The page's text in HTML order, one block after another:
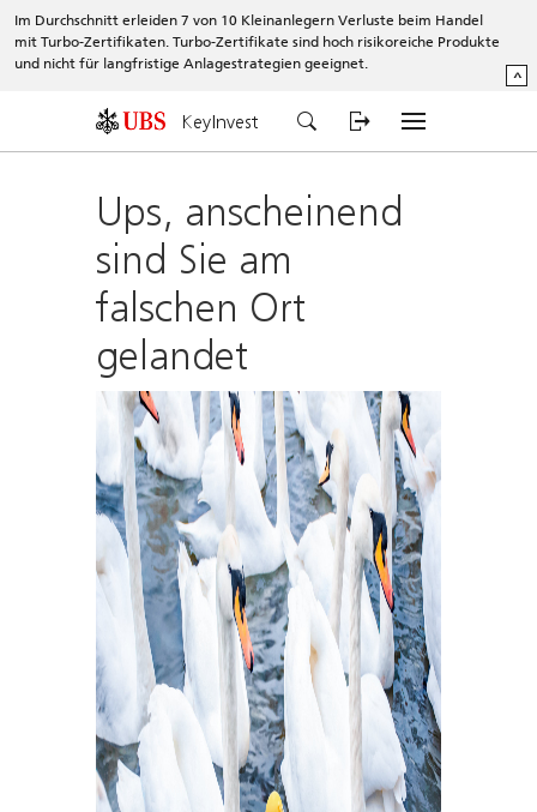
Im Durchschnitt erleiden 7 von 10 Kleinanlegern Verluste beim Handel
mit Turbo-Zertifikaten. Turbo-Zertifikate sind hoch risikoreiche Produkte
und nicht für langfristige Anlagestrategien geeignet.
^
KeyInvest
Ups, anscheinend
sind Sie am
falschen Ort
gelandet